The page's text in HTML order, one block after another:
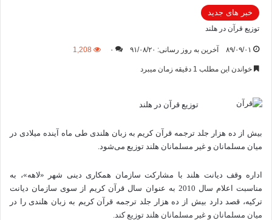
خبر های جدید
توزيع قرآن در هلند
۸۹/۰۹/۰۱ آخرین به روز رسانی: ۹۱/۰۸/۲۰ ۰ 1,208
خواندن این مطلب 1 دقیقه زمان میبرد
توزيع قرآن در هلند
بیش از ده هزار جلد ترجمه قرآن کریم به زبان هلندی طی ماه آینده میلادی در
میان مسلمانان و غیر مسلمانان هلند توزیع می‌شود.
اداره وقف دیانت هلند با مشارکت سازمان همکاری‌ دینی شهر «لاهه»، به
مناسبت اعلام سال 2010 به عنوان سال قرآن کریم از سوی سازمان دیانت
ترکیه، قصد دارد بیش از ده هزار جلد ترجمه قرآن کریم به زبان هلندی را در
میان مسلمانان و غیر مسلمانان هلند توزیع کند.